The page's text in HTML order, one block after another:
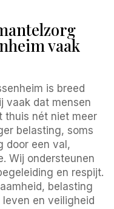
vaak
is breed
vaak dat mensen
thuis nét niet meer
belasting, soms
door een val,
Wij ondersteunen
en respijt.
belasting
en veiligheid